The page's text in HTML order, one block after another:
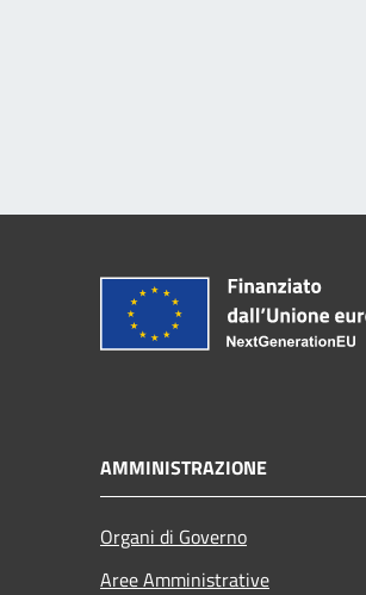
AMMINISTRAZIONE
Organi di Governo
Aree Amministrative